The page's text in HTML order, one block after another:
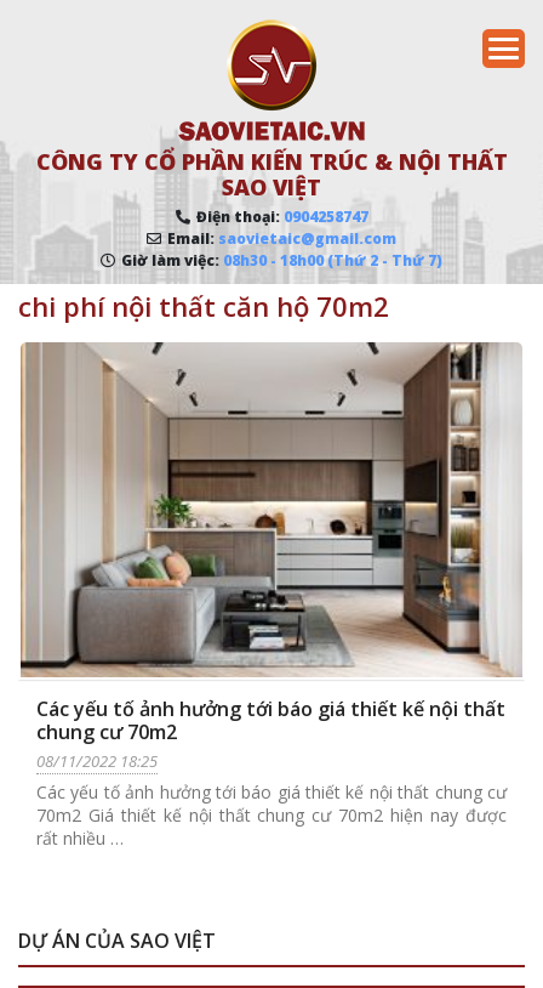
CÔNG TY CỔ PHẦN KIẾN TRÚC & NỘI THẤT
SAO VIỆT
Điện thoại: 0904258747
Email: saovietaic@gmail.com
Giờ làm việc: 08h30 - 18h00 (Thứ 2 - Thứ 7)
chi phí nội thất căn hộ 70m2
Các yếu tố ảnh hưởng tới báo giá thiết kế nội thất
chung cư 70m2
08/11/2022 18:25
Các yếu tố ảnh hưởng tới báo giá thiết kế nội thất chung cư
70m2 Giá thiết kế nội thất chung cư 70m2 hiện nay được
rất nhiều …
DỰ ÁN CỦA SAO VIỆT